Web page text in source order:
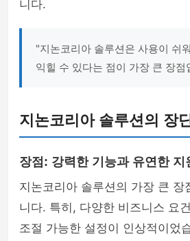
니다.
"지논코리아 솔루션은 사용이 쉬
익힐 수 있다는 점이 가장 큰 장점
지논코리아 솔루션의 장
장점: 강력한 기능과 유연한 지
지논코리아 솔루션의 가장 큰 장
니다. 특히, 다양한 비즈니스 요
조절 가능한 설정이 인상적이었